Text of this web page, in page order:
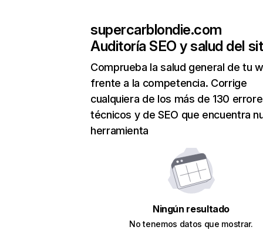
supercarblondie.com
Auditoría SEO y salud del
Comprueba la salud general de tu
frente a la competencia. Corrige
cualquiera de los más de 130
técnicos y de SEO que encuentra
herramienta
Ningún resultado
No tenemos datos que mostrar.